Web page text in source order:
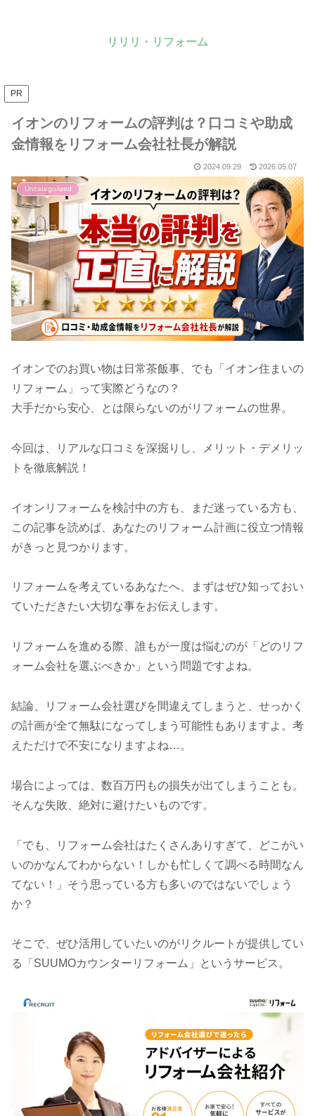
リリリ・リフォーム
PR
イオンのリフォームの評判は？口コミや助成
金情報をリフォーム会社社長が解説
2024.09.29 2026.05.07
Uncategorized
イオンでのお買い物は日常茶飯事、でも「イオン住まいの
リフォーム」って実際どうなの？
大手だから安心、とは限らないのがリフォームの世界。
今回は、リアルな口コミを深掘りし、メリット・デメリッ
トを徹底解説！
イオンリフォームを検討中の方も、まだ迷っている方も、
この記事を読めば、あなたのリフォーム計画に役立つ情報
がきっと見つかります。
リフォームを考えているあなたへ、まずはぜひ知っておい
ていただきたい大切な事をお伝えします。
リフォームを進める際、誰もが一度は悩むのが「どのリフ
ォーム会社を選ぶべきか」という問題ですよね。
結論、リフォーム会社選びを間違えてしまうと、せっかく
の計画が全て無駄になってしまう可能性もありますよ。考
えただけで不安になりますよね…。
場合によっては、数百万円もの損失が出てしまうことも。
そんな失敗、絶対に避けたいものです。
「でも、リフォーム会社はたくさんありすぎて、どこがい
いのかなんてわからない！しかも忙しくて調べる時間なん
てない！」そう思っている方も多いのではないでしょう
か？
そこで、ぜひ活用していたいのがリクルートが提供してい
る「SUUMOカウンターリフォーム」というサービス。